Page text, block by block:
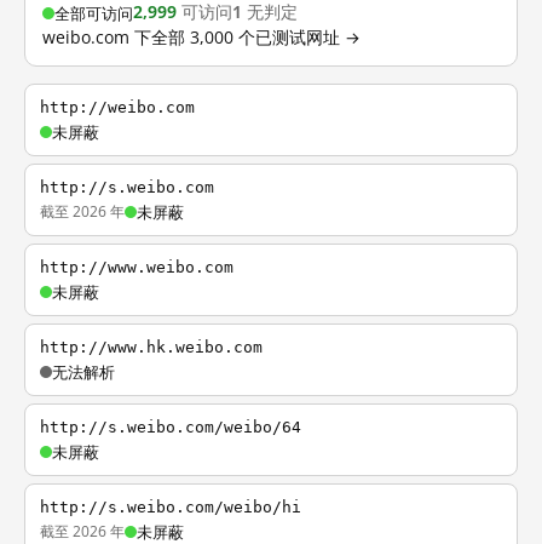
全部可访问2,999 可访问1 无判定
weibo.com 下全部 3,000 个已测试网址 →
http://weibo.com
未屏蔽
http://s.weibo.com
截至 2026 年 未屏蔽
http://www.weibo.com
未屏蔽
http://www.hk.weibo.com
无法解析
http://s.weibo.com/weibo/64
未屏蔽
http://s.weibo.com/weibo/hi
截至 2026 年 未屏蔽